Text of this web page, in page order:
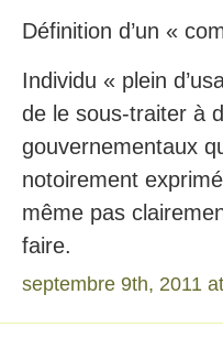
Définition d’un «
Individu « plein
de le sous-traiter à
gouvernementaux
notoirement
même pas
faire.
septembre 9th, 2011